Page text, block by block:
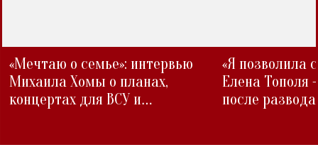
«Мечтаю о семье»: интервью
Михаила Хомы о планах,
концертах для ВСУ и
«Я позволила
Елена Тополя
после развода